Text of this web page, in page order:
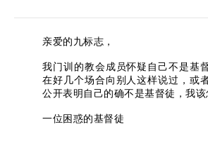
亲爱的九标志，
我门训的教会成员怀疑自己不是基
在好几个场合向别人这样说过，或
公开表明自己的确不是基督徒，我该
一位困惑的基督徒